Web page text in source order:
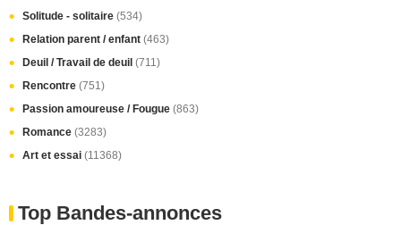
Solitude - solitaire (534)
Relation parent / enfant (463)
Deuil / Travail de deuil (711)
Rencontre (751)
Passion amoureuse / Fougue (863)
Romance (3283)
Art et essai (11368)
Top Bandes-annonces